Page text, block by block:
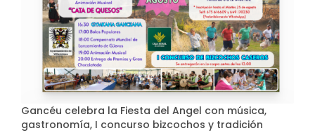
Gancéu celebra la Fiesta del Angel con música,
gastronomía, I concurso bizcochos y tradición